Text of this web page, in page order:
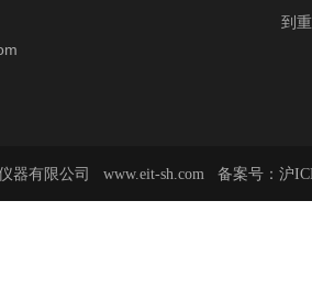
到
器有限公司 www.eit-sh.com 备案号： 沪